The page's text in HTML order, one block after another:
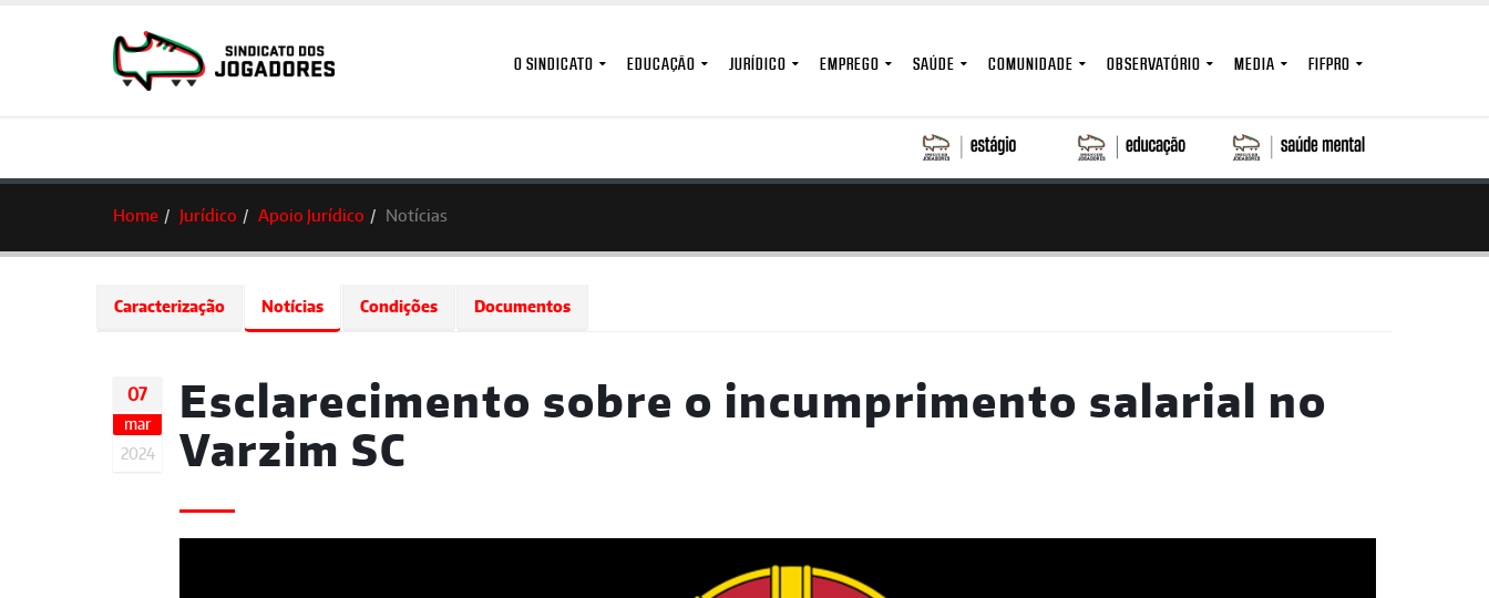
O SINDICATO EDUCAÇÃO JURÍDICO EMPREGO SAÚDE COMUNIDADE OBSERVATÓRIO MEDIA FIFPRO
Home Jurídico Apoio Jurídico Notícias
Caracterização Notícias Condições Documentos
07
mar
2024
Esclarecimento sobre o incumprimento salarial no
Varzim SC